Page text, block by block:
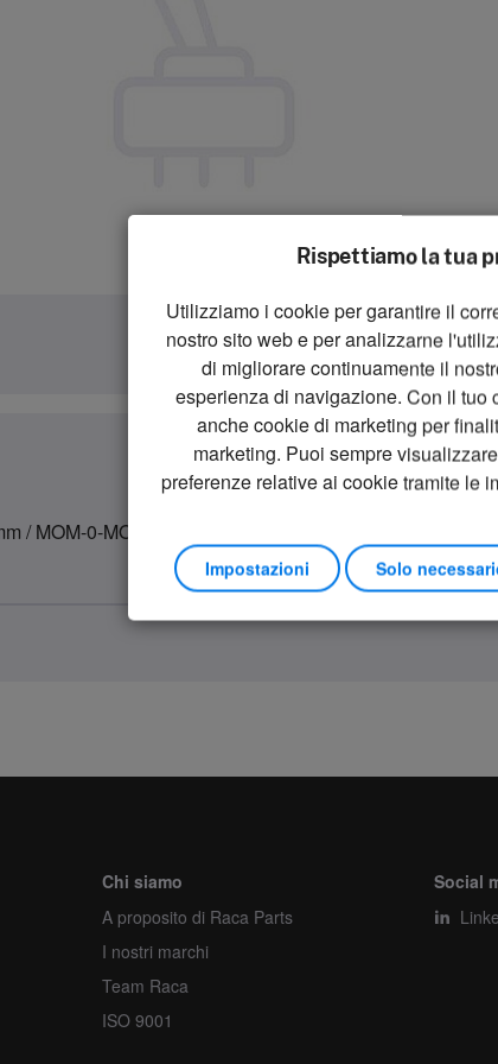
/ MOM-0-MOM / DP / 2xCO / solder connection
63020090
1
1
Rispettiamo la tua
Utilizziamo i cookie per garantire il
nostro sito web e per analizzarne
di migliorare continuamente il
esperienza di navigazione. Con il tuo
anche cookie di marketing per
marketing. Puoi sempre
preferenze relative ai cookie tramite le
Impostazioni Solo
Chi siamo
A proposito di Raca Parts
I nostri marchi
Team Raca
ISO 9001
Social